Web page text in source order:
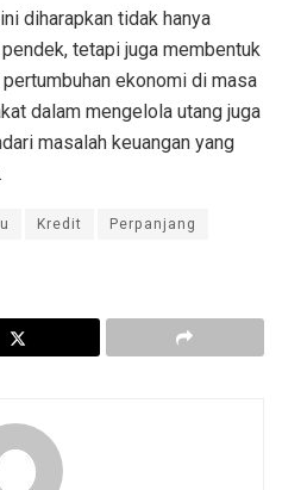
diharapkan tidak hanya
tetapi juga membentuk
ekonomi di masa
dalam mengelola utang juga
masalah keuangan yang
Kredit
Perpanjang